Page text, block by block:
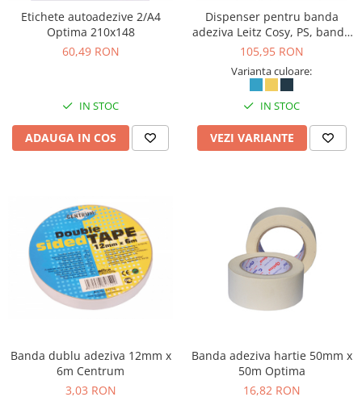
Etichete autoadezive 2/A4
Optima 210x148
60,49 RON
IN STOC
ADAUGA IN COS
Dispenser pentru banda
adeziva Leitz Cosy, PS, banda
inclusa
105,95 RON
Varianta culoare:
IN STOC
VEZI VARIANTE
Banda dublu adeziva 12mm x
6m Centrum
3,03 RON
Banda adeziva hartie 50mm x
50m Optima
16,82 RON